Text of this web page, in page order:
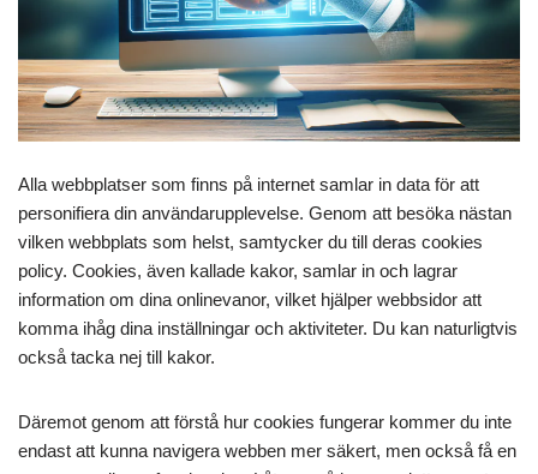
Alla webbplatser som finns på internet samlar in data för att
personifiera din användarupplevelse. Genom att besöka nästan
vilken webbplats som helst, samtycker du till deras cookies
policy. Cookies, även kallade kakor, samlar in och lagrar
information om dina onlinevanor, vilket hjälper webbsidor att
komma ihåg dina inställningar och aktiviteter. Du kan naturligtvis
också tacka nej till kakor.
Däremot genom att förstå hur cookies fungerar kommer du inte
endast att kunna navigera webben mer säkert, men också få en